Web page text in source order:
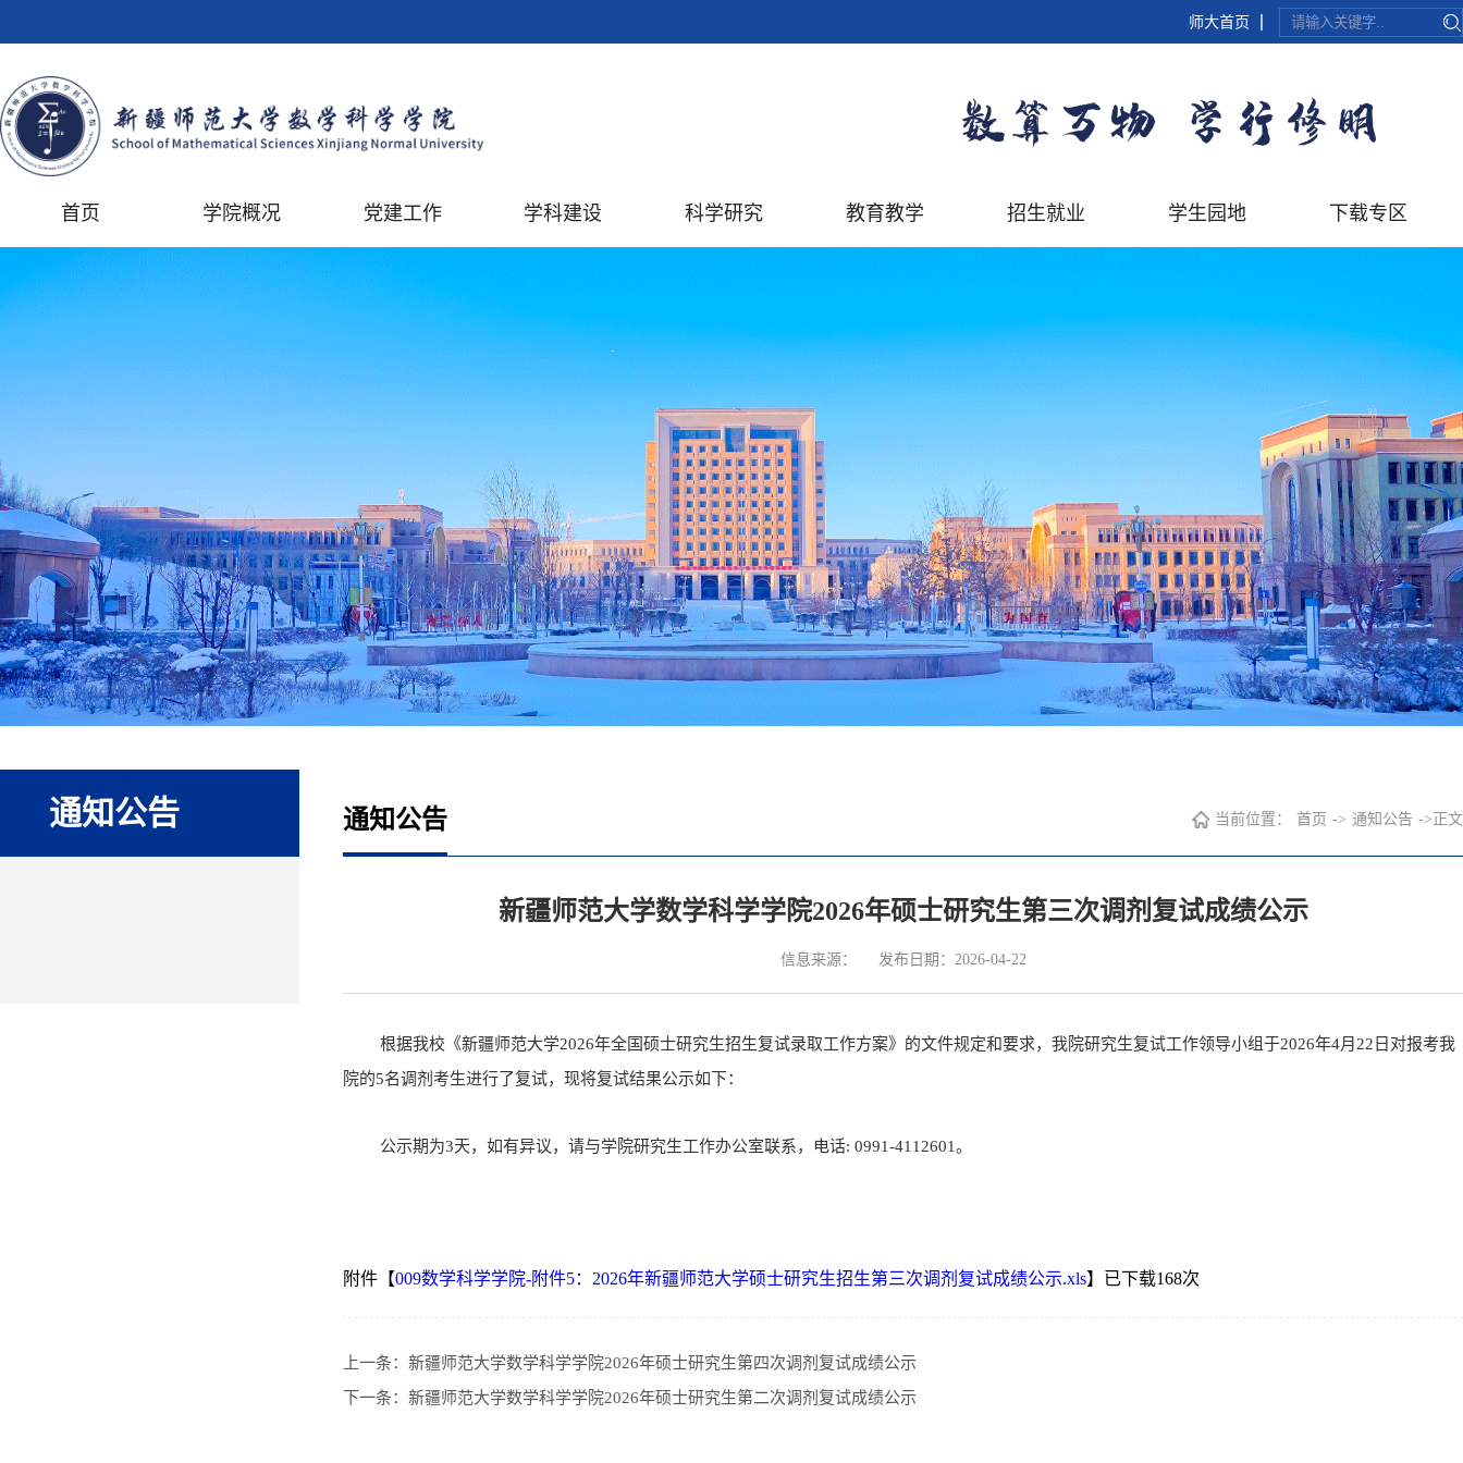
师大首页
首页 学院概况 党建工作 学科建设 科学研究 教育教学 招生就业 学生园地 下载专区
通知公告 通知公告 当前位置： 首页 -> 通知公告 -> 正文
新疆师范大学数学科学学院2026年硕士研究生第三次调剂复试成绩公示
信息来源： 发布日期：2026-04-22
根据我校《新疆师范大学2026年全国硕士研究生招生复试录取工作方案》的文件规定和要求，我院研究生复试工作领导小组于2026年4月 22 日对报考我
院的5名调剂考生进行了复试，现将复试结果公示如下：
公示期为3天，如有异议，请与学院研究生工作办公室联系，电话: 0991-4112601。
附件【009数学科学学院-附件5：2026年新疆师范大学硕士研究生招生第三次调剂复试成绩公示.xls】已下载168次
上一条： 新疆师范大学数学科学学院2026年硕士研究生第四次调剂复试成绩公示
下一条： 新疆师范大学数学科学学院2026年硕士研究生第二次调剂复试成绩公示